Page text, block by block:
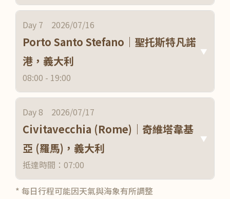
Day 7 2026/07/16
Porto Santo Stefano｜聖托斯特凡諾
港，義大利
08:00 - 19:00
▼
Day 8 2026/07/17
Civitavecchia (Rome)｜奇維塔韋基
亞 (羅馬)，義大利
抵達時間：07:00
▼
* 每日行程可能因天氣與海象有所調整